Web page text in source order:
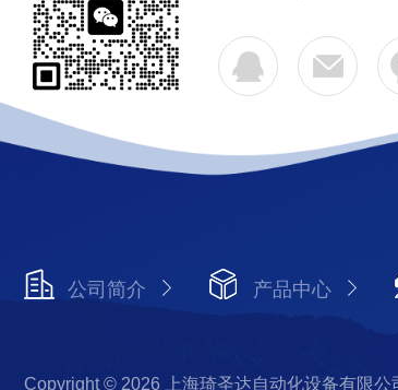
公司简介 产品中心
Copyright © 2026 上海琦圣达自动化设备有限公